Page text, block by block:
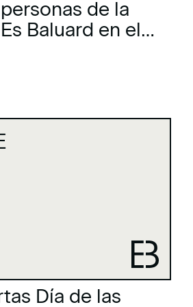
de la
Baluard en el
/
Día de las